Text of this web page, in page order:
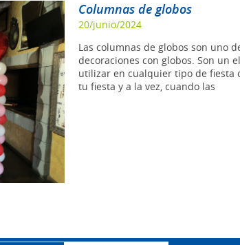
Columnas de globos
20/junio/2024
Las columnas de globos son uno
decoraciones con globos. Son un
utilizar en cualquier tipo de fiesta
tu fiesta y a la vez, cuando las